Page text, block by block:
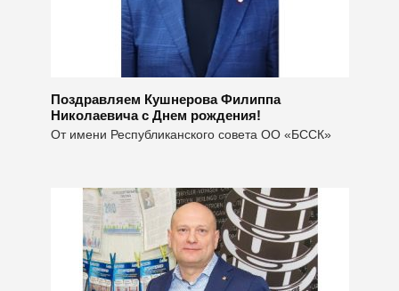
Поздравляем Кушнерова Филиппа
Николаевича с Днем рождения!
От имени Республиканского совета ОО «БССК»